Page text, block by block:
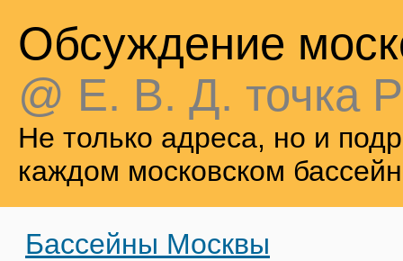
Обсуждение
@ Е. В. Д. точка
Не только адреса, но и
каждом московском
Бассейны Москвы